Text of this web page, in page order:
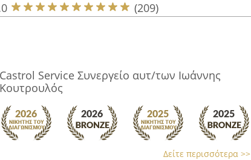
(209)
Castrol Service Συνεργείο αυτ/των Ιωάννης
Κουτρουλός
Δείτε περισσότερα >>